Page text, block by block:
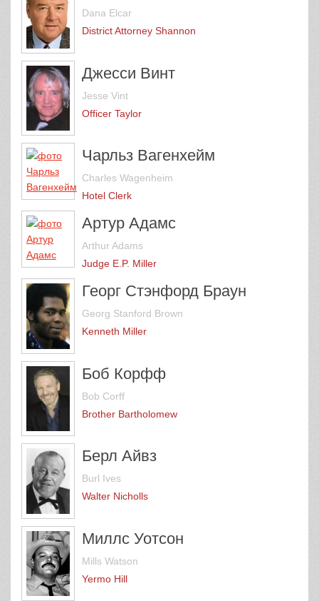
Dana Elcar
District Attorney Shannon
Джесси Винт
Jesse Vint
Officer Taylor
Чарльз Вагенхейм
Charles Wagenheim
Hotel Clerk
Артур Адамс
Arthur Adams
Judge E.P. Miller
Георг Стэнфорд Браун
Georg Stanford Brown
Kenneth Miller
Боб Корфф
Bob Corff
Brother Bartholomew
Берл Айвз
Burl Ives
Walter Nicholls
Миллс Уотсон
Mills Watson
Yermo Hill